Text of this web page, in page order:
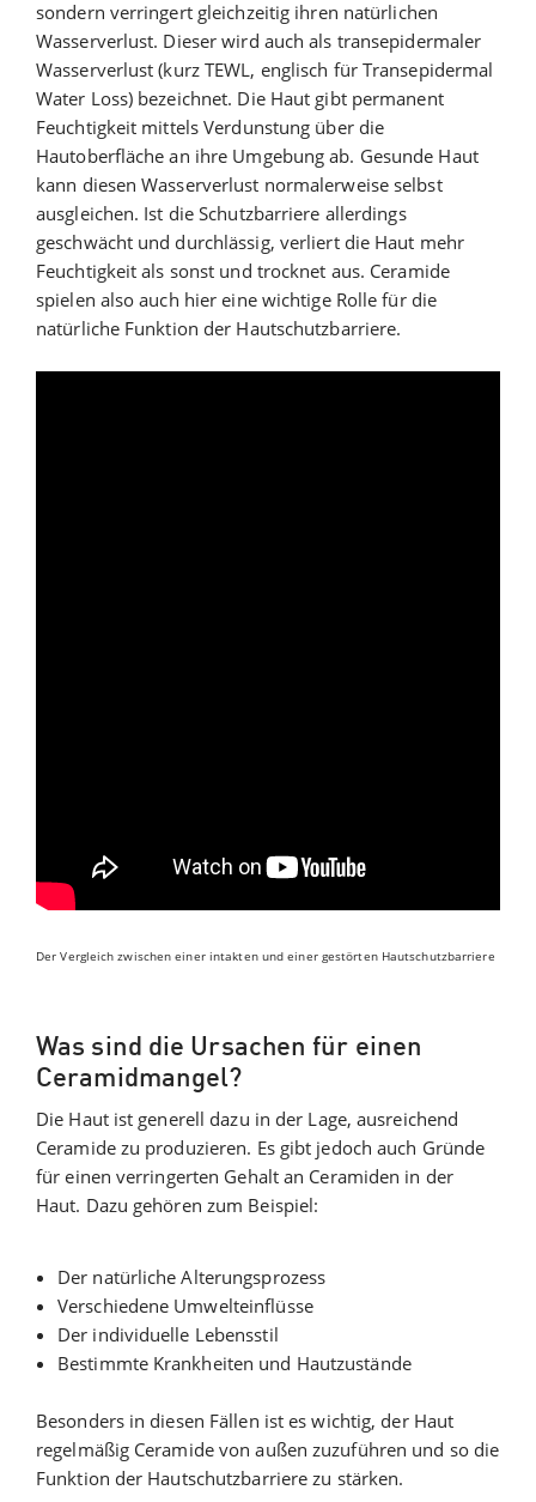
sondern verringert gleichzeitig ihren natürlichen
Wasserverlust. Dieser wird auch als transepidermaler
Wasserverlust (kurz TEWL, englisch für Transepidermal
Water Loss) bezeichnet. Die Haut gibt permanent
Feuchtigkeit mittels Verdunstung über die
Hautoberfläche an ihre Umgebung ab. Gesunde Haut
kann diesen Wasserverlust normalerweise selbst
ausgleichen. Ist die Schutzbarriere allerdings
geschwächt und durchlässig, verliert die Haut mehr
Feuchtigkeit als sonst und trocknet aus. Ceramide
spielen also auch hier eine wichtige Rolle für die
natürliche Funktion der Hautschutzbarriere.
Der Vergleich zwischen einer intakten und einer gestörten Hautschutzbarriere
Was sind die Ursachen für einen
Ceramidmangel?
Die Haut ist generell dazu in der Lage, ausreichend
Ceramide zu produzieren. Es gibt jedoch auch Gründe
für einen verringerten Gehalt an Ceramiden in der
Haut. Dazu gehören zum Beispiel:
Der natürliche Alterungsprozess
Verschiedene Umwelteinflüsse
Der individuelle Lebensstil
Bestimmte Krankheiten und Hautzustände
Besonders in diesen Fällen ist es wichtig, der Haut
regelmäßig Ceramide von außen zuzuführen und so die
Funktion der Hautschutzbarriere zu stärken.